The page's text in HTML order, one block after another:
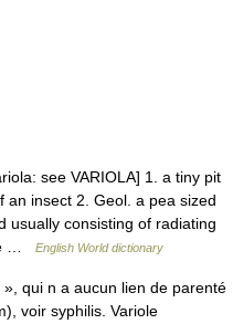
see VARIOLA] 1. a tiny pit
insect 2. Geol. a pea sized
usually consisting of radiating
…
English World dictionary
qui n a aucun lien de parenté
voir syphilis. Variole